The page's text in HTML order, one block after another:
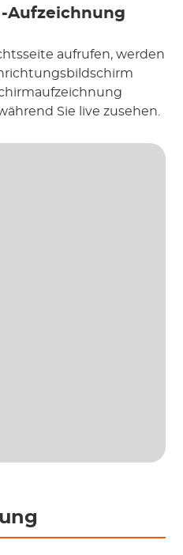
Aufzeichnung
aufrufen, werden
Sie live zusehen.